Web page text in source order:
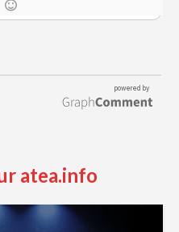
atea.info